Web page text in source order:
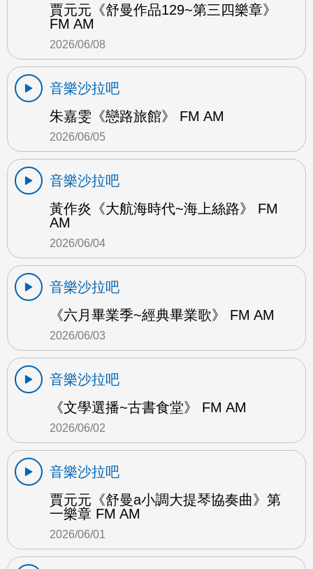
賈元元《舒曼作品129~第三四樂章》
FM AM
2026/06/08
音樂沙拉吧
朱嘉雯《戀路旅館》 FM AM
2026/06/05
音樂沙拉吧
黃作炎《大航海時代~海上絲路》 FM
AM
2026/06/04
音樂沙拉吧
《六月畢業季~經典畢業歌》 FM AM
2026/06/03
音樂沙拉吧
《文學選播~古書食堂》 FM AM
2026/06/02
音樂沙拉吧
賈元元《舒曼a小調大提琴協奏曲》第
一樂章 FM AM
2026/06/01